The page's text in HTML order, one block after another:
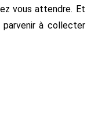
vous attendre. Et
à collecter